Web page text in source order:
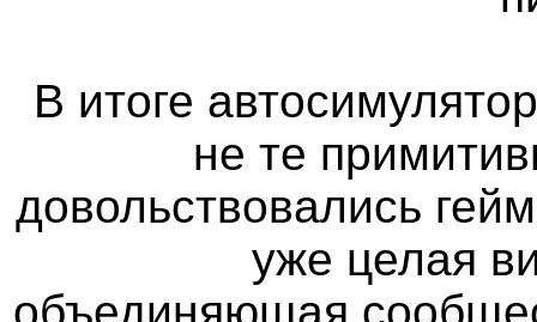
В итоге
не те
довольствовались
уже целая
объединяющая